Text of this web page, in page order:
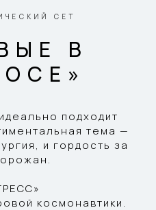
СЕТ
В
подходит
тема —
и гордость за
космонавтики.